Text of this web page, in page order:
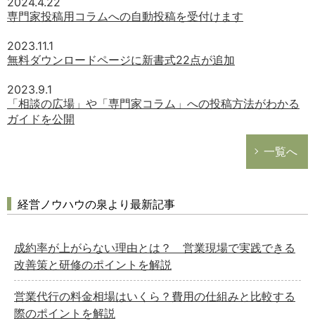
専門家投稿用コラムへの自動投稿を受付けます
2023.11.1
無料ダウンロードページに新書式22点が追加
2023.9.1
「相談の広場」や「専門家コラム」への投稿方法がわかる
ガイドを公開
一覧へ
経営ノウハウの泉より最新記事
成約率が上がらない理由とは？ 営業現場で実践できる
改善策と研修のポイントを解説
営業代行の料金相場はいくら？費用の仕組みと比較する
際のポイントを解説